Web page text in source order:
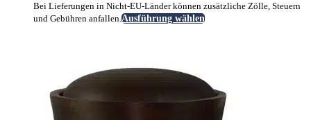
Bei Lieferungen in Nicht-EU-Länder können zusätzliche Zölle, Steuern
und Gebühren anfallen.Ausführung wählenDieses
auf.
Die
Optionen
können